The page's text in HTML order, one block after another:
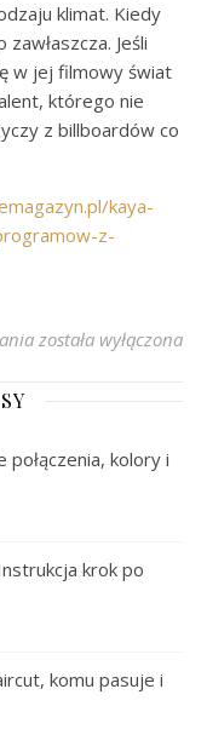
klimat. Kiedy
Jeśli
w jej filmowy świat
którego nie
z billboardów co
kaya-
z-
Kaya Scodelario:
została wyłączona
połączenia, kolory i
krok po
komu pasuje i